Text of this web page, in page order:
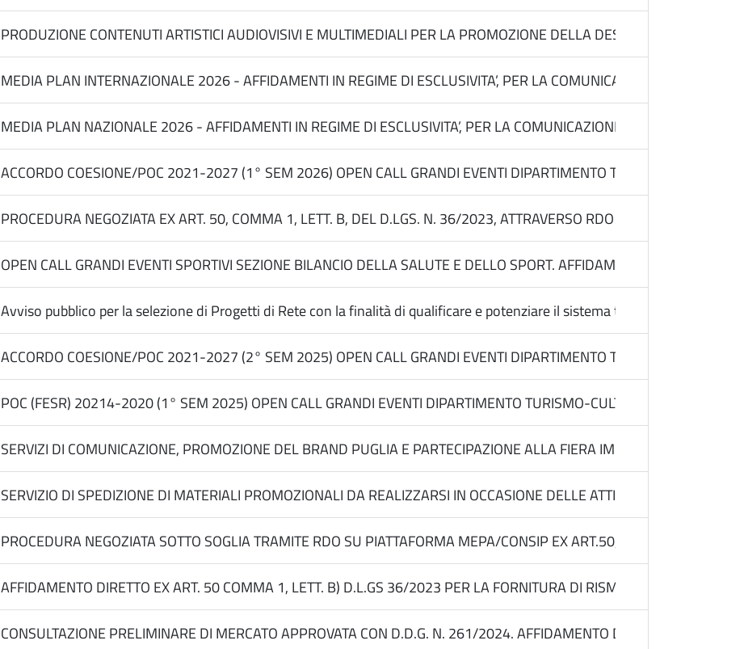
PRODUZIONE CONTENUTI ARTISTICI AUDIOVISIVI E MULTIMEDIALI PER LA PROMOZIONE DELLA DESTINAZIONE
MEDIA PLAN INTERNAZIONALE 2026 - AFFIDAMENTI IN REGIME DI ESCLUSIVITA’, PER LA COMUNICAZIONE E
MEDIA PLAN NAZIONALE 2026 - AFFIDAMENTI IN REGIME DI ESCLUSIVITA’, PER LA COMUNICAZIONE E
ACCORDO COESIONE/POC 2021-2027 (1° SEM 2026) OPEN CALL GRANDI EVENTI DIPARTIMENTO TURISMO-
PROCEDURA NEGOZIATA EX ART. 50, COMMA 1, LETT. B, DEL D.LGS. N. 36/2023, ATTRAVERSO RDO SU MEPA, PER
OPEN CALL GRANDI EVENTI SPORTIVI SEZIONE BILANCIO DELLA SALUTE E DELLO SPORT. AFFIDAMENTO PER LA
Avviso pubblico per la selezione di Progetti di Rete con la finalità di qualificare e potenziare il sistema territoriale
ACCORDO COESIONE/POC 2021-2027 (2° SEM 2025) OPEN CALL GRANDI EVENTI DIPARTIMENTO TURISMO-
POC (FESR) 20214-2020 (1° SEM 2025) OPEN CALL GRANDI EVENTI DIPARTIMENTO TURISMO-CULTURA.
SERVIZI DI COMUNICAZIONE, PROMOZIONE DEL BRAND PUGLIA E PARTECIPAZIONE ALLA FIERA IMEX
SERVIZIO DI SPEDIZIONE DI MATERIALI PROMOZIONALI DA REALIZZARSI IN OCCASIONE DELLE ATTIVITA’ DI
PROCEDURA NEGOZIATA SOTTO SOGLIA TRAMITE RDO SU PIATTAFORMA MEPA/CONSIP EX ART.50, COMMA 1,
AFFIDAMENTO DIRETTO EX ART. 50 COMMA 1, LETT. B) D.L.GS 36/2023 PER LA FORNITURA DI RISME DI CARTA A4 E
CONSULTAZIONE PRELIMINARE DI MERCATO APPROVATA CON D.D.G. N. 261/2024. AFFIDAMENTO DELLA